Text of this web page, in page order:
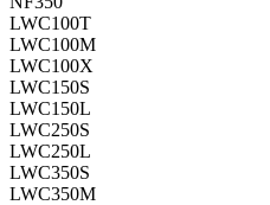
LWC100T
LWC100M
LWC100X
LWC150S
LWC150L
LWC250S
LWC250L
LWC350S
LWC350M